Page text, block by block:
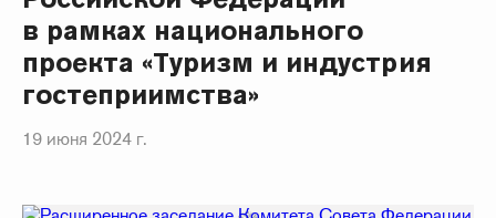
в рамках национального
проекта «Туризм и индустрия
гостеприимства»
19 июня 2024 г.